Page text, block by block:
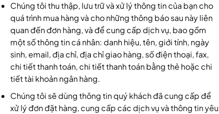
Chúng tôi thu thập, lưu trữ và xử lý thông tin của bạn cho
quá trình mua hàng và cho những thông báo sau này liên
quan đến đơn hàng, và để cung cấp dịch vụ, bao gồm
một số thông tin cá nhân: danh hiệu, tên, giới tính, ngày
sinh, email, địa chỉ, địa chỉ giao hàng, số điện thoại, fax,
chi tiết thanh toán, chi tiết thanh toán bằng thẻ hoặc chi
tiết tài khoản ngân hàng.
Chúng tôi sẽ dùng thông tin quý khách đã cung cấp để
xử lý đơn đặt hàng, cung cấp các dịch vụ và thông tin yêu